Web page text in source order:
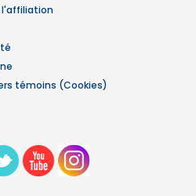
l'affiliation
témoins (Cookies)